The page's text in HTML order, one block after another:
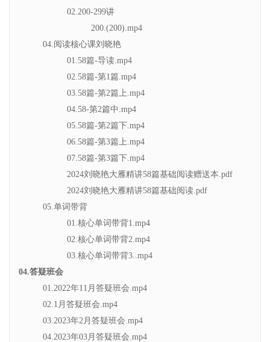
02.200-299讲
200.(200).mp4
04.阅读核心课刘晓艳
01.58篇-导读.mp4
02.58篇-第1篇.mp4
03.58篇-第2篇上.mp4
04.58-第2篇中.mp4
05.58篇-第2篇下.mp4
06.58篇-第3篇上.mp4
07.58篇-第3篇下.mp4
2024刘晓艳大雁精讲58篇基础阅读赠送本.pdf
2024刘晓艳大雁精讲58篇基础阅读.pdf
05.单词带背
01.核心单词带背1.mp4
02.核心单词带背2.mp4
03.核心单词带背3..mp4
04.答疑班会
01.2022年11月答疑班会.mp4
02.1月答疑班会.mp4
03.2023年2月答疑班会.mp4
04.2023年03月答疑班会.mp4